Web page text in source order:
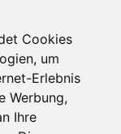
Cookies
um
Erlebnis
Werbung,
Ihre